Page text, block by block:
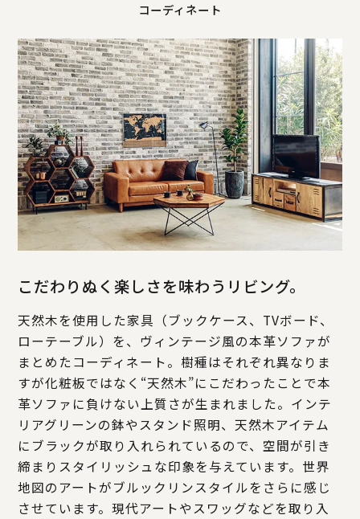
コーディネート
こだわりぬく楽しさを味わうリビング。
天然木を使用した家具（ブックケース、TVボード、
ローテーブル）を、ヴィンテージ風の本革ソファが
まとめたコーディネート。樹種はそれぞれ異なりま
すが化粧板ではなく“天然木”にこだわったことで本
革ソファに負けない上質さが生まれました。インテ
リアグリーンの鉢やスタンド照明、天然木アイテム
にブラックが取り入れられているので、空間が引き
締まりスタイリッシュな印象を与えています。世界
地図のアートがブルックリンスタイルをさらに感じ
させています。現代アートやスワッグなどを取り入